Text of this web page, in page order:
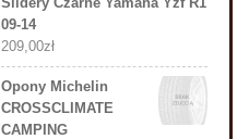
09-14
209,00zł
Opony Michelin
CROSSCLIMATE
CAMPING